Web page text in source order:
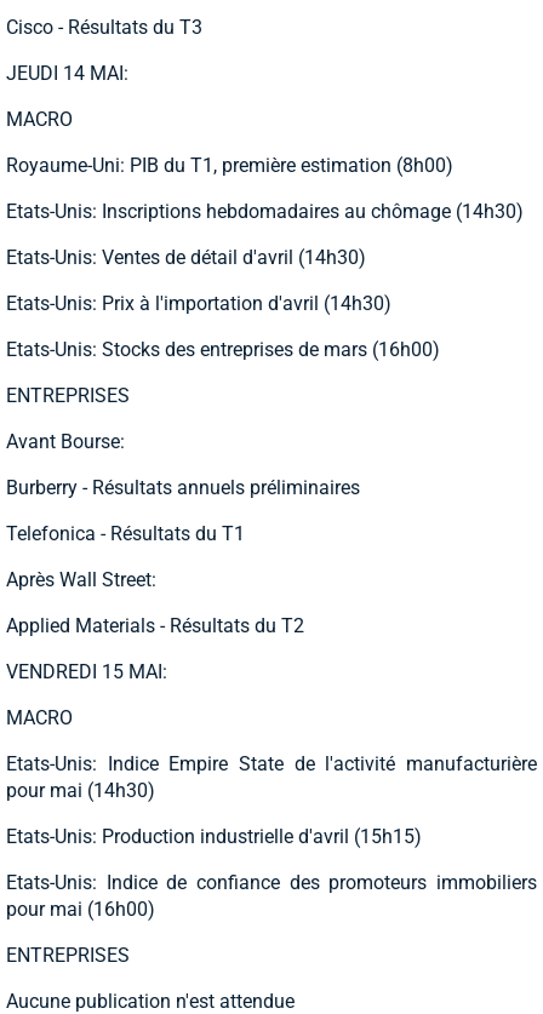
Cisco - Résultats du T3
JEUDI 14 MAI:
MACRO
Royaume-Uni: PIB du T1, première estimation (8h00)
Etats-Unis: Inscriptions hebdomadaires au chômage (14h30)
Etats-Unis: Ventes de détail d'avril (14h30)
Etats-Unis: Prix à l'importation d'avril (14h30)
Etats-Unis: Stocks des entreprises de mars (16h00)
ENTREPRISES
Avant Bourse:
Burberry - Résultats annuels préliminaires
Telefonica - Résultats du T1
Après Wall Street:
Applied Materials - Résultats du T2
VENDREDI 15 MAI:
MACRO
Etats-Unis: Indice Empire State de l'activité manufacturière
pour mai (14h30)
Etats-Unis: Production industrielle d'avril (15h15)
Etats-Unis: Indice de confiance des promoteurs immobiliers
pour mai (16h00)
ENTREPRISES
Aucune publication n'est attendue